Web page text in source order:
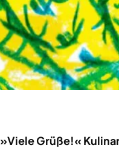
»Viele Grüße!«